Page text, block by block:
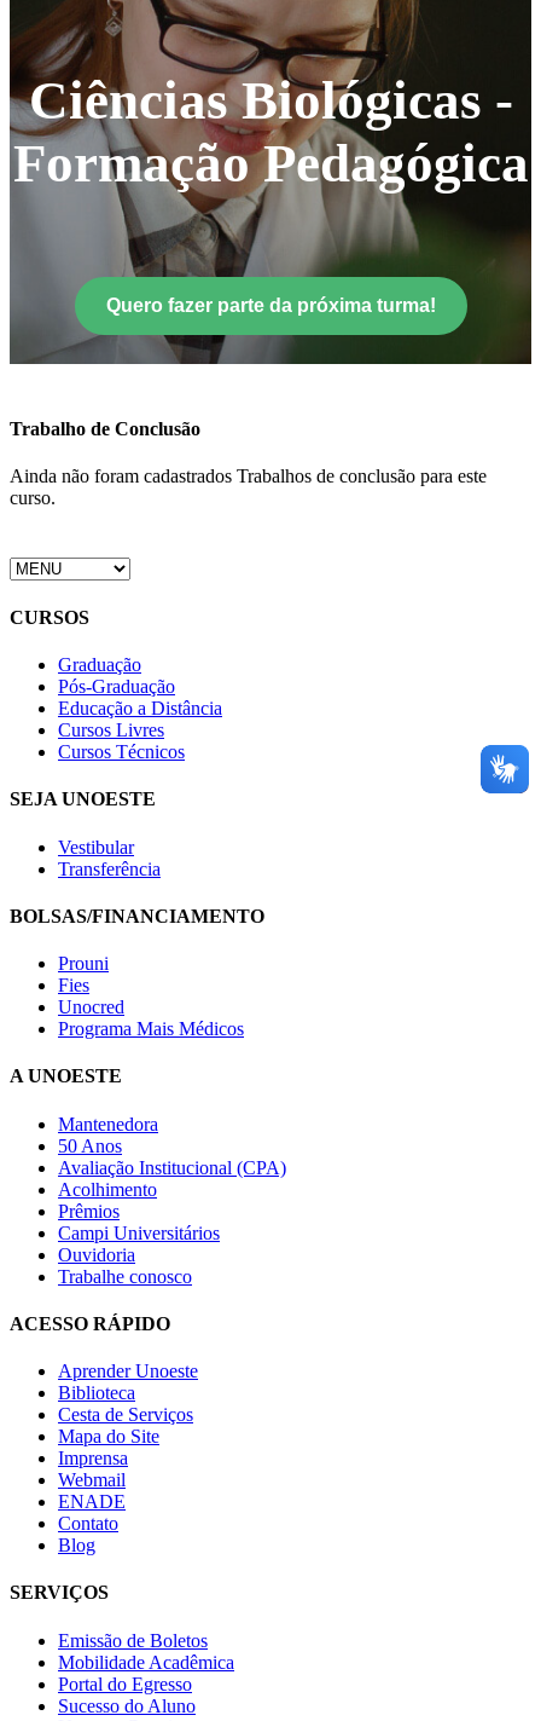
Ciências Biológicas -
Formação Pedagógica
Quero fazer parte da próxima turma!
Trabalho de Conclusão
Ainda não foram cadastrados Trabalhos de conclusão para este
curso.
CURSOS
Graduação
Pós-Graduação
Educação a Distância
Cursos Livres
Cursos Técnicos
SEJA UNOESTE
Vestibular
Transferência
BOLSAS/FINANCIAMENTO
Prouni
Fies
Unocred
Programa Mais Médicos
A UNOESTE
Mantenedora
50 Anos
Avaliação Institucional (CPA)
Acolhimento
Prêmios
Campi Universitários
Ouvidoria
Trabalhe conosco
ACESSO RÁPIDO
Aprender Unoeste
Biblioteca
Cesta de Serviços
Mapa do Site
Imprensa
Webmail
ENADE
Contato
Blog
SERVIÇOS
Emissão de Boletos
Mobilidade Acadêmica
Portal do Egresso
Sucesso do Aluno